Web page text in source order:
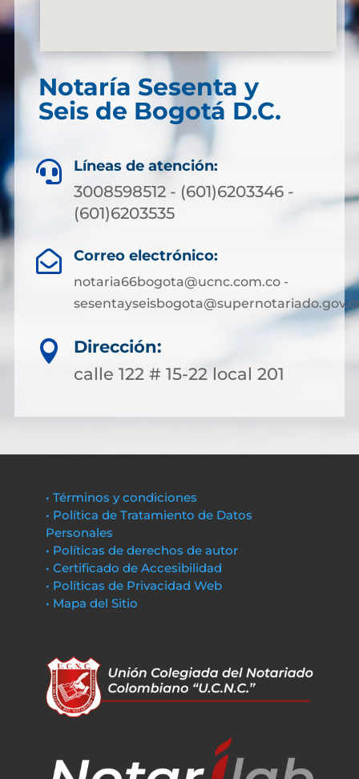
Notaría Sesenta y
Seis de Bogotá D.C.
 Líneas de atención:
3008598512 - (601)6203346 -
(601)6203535
 Correo electrónico:
notaria66bogota@ucnc.com.co -

Dirección:
calle 122 # 15-22 local 201
• Términos y condiciones
• Política de Tratamiento de Datos
Personales
• Políticas de derechos de autor
• Certificado de Accesibilidad
• Políticas de Privacidad Web
• Mapa del Sitio